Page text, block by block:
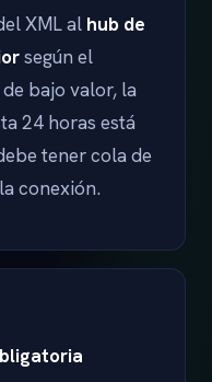
XML al hub de
según el
bajo valor, la
24 horas está
tener cola de
conexión.